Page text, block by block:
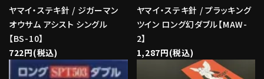
ヤマイ・ステキ針 / ジガーマン
オウサム アシスト シングル
【BS-10】
722円(税込)
ヤマイ・ステキ針 / プラッキング
ツイン ロング幻ダブル【MAW-
2】
1,287円(税込)